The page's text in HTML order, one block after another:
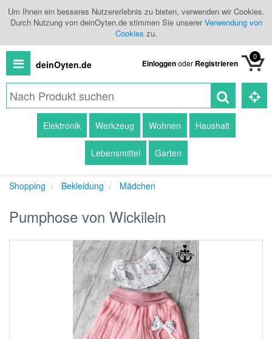
Um Ihnen ein besseres Nutzererlebnis zu bieten, verwenden wir Cookies.
Durch Nutzung von deinOyten.de stimmen Sie unsererVerwendung von
Cookies zu.
deinOyten.de Einloggenoder Registrieren
0
Produkte
Händlerübersicht
Branchenbuch
Elektronik Werkzeug Wohnen Haushalt
Lebensmittel Garten
Shopping Bekleidung Mädchen
Pumphose von Wickilein